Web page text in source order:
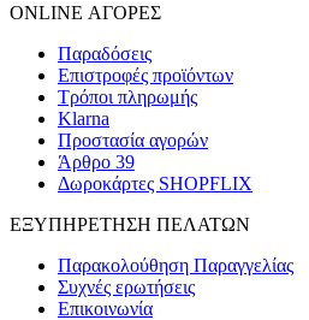
ONLINE ΑΓΟΡΕΣ
Παραδόσεις
Επιστροφές προϊόντων
Τρόποι πληρωμής
Klarna
Προστασία αγορών
Άρθρο 39
Δωροκάρτες SHOPFLIX
ΕΞΥΠΗΡΕΤΗΣΗ ΠΕΛΑΤΩΝ
Παρακολούθηση Παραγγελίας
Συχνές ερωτήσεις
Επικοινωνία